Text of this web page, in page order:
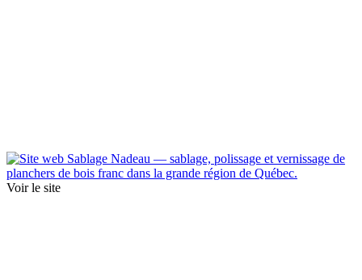
Voir le site